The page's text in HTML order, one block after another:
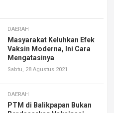
DAERAH
Masyarakat Keluhkan Efek
Vaksin Moderna, Ini Cara
Mengatasinya
Sabtu, 28 Agustus 2021
DAERAH
PTM di Balikpapan Bukan